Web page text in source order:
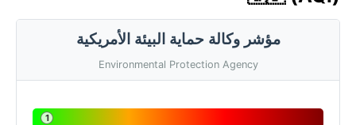
مؤشر وكالة حماية البيئة الأمريكية
Environmental Protection Agency
1